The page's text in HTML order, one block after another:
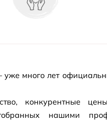
уже много лет
конкурентные
нашими